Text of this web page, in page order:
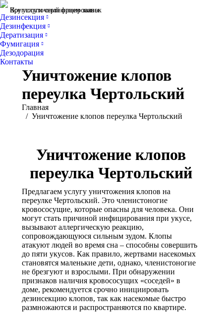
Все услуги сертифицированы
Круглосуточный прием заявок
Дезинсекция
Дезинфекция
Дератизация
Фумигация
Дезодорация
Контакты
Уничтожение клопов
переулка Чертольский
Вы здесь:
Главная
Уничтожение клопов переулка Чертольский
Уничтожение клопов
переулка Чертольский
Предлагаем услугу уничтожения клопов на
переулке Чертольский. Это членистоногие
кровососущие, которые опасны для человека. Они
могут стать причиной инфицирования при укусе,
вызывают аллергическую реакцию,
сопровождающуюся сильным зудом. Клопы
атакуют людей во время сна – способны совершить
до пяти укусов. Как правило, жертвами насекомых
становятся маленькие дети, однако, членистоногие
не брезгуют и взрослыми. При обнаружении
признаков наличия кровососущих «соседей» в
доме, рекомендуется срочно инициировать
дезинсекцию клопов, так как насекомые быстро
размножаются и распространяются по квартире.